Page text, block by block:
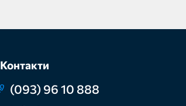
Контакти
(093) 96 10 888